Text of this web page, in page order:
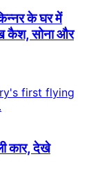
के घर में
कैश, सोना और
कार, देखे